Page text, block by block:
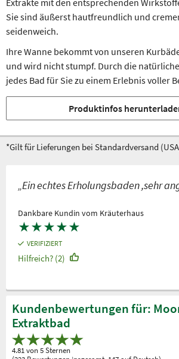
Extrakte mit den entsprechenden
Sie sind äußerst hautfreundlich und
seidenweich.
Ihre Wanne bekommt von unseren
und wird nicht stumpf. Durch die
jedes Bad für Sie zu einem Erlebnis voller
Produktinfos
*Gilt für Lieferungen bei Standardversand
„Ein echtes Erholungsbaden ,sehr
Dankbare Kundin vom Kräuterhaus
★★★★★
VERIFIZIERT
Hilfreich? (2)
Kundenbewertungen für:
Extraktbad
4.81 von 5 Sternen